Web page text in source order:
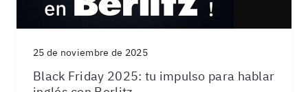
25 de noviembre de 2025
Black Friday 2025: tu impulso para hablar